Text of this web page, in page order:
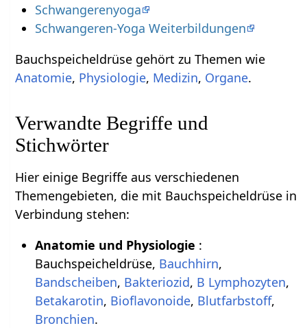
Schwangerenyoga
Schwangeren-Yoga Weiterbildungen
Bauchspeicheldrüse gehört zu Themen wie
Anatomie, Physiologie, Medizin, Organe.
Verwandte Begriffe und
Stichwörter
Hier einige Begriffe aus verschiedenen
Themengebieten, die mit Bauchspeicheldrüse in
Verbindung stehen:
Anatomie und Physiologie :
Bauchspeicheldrüse, Bauchhirn,
Bandscheiben, Bakteriozid, B Lymphozyten,
Betakarotin, Bioflavonoide, Blutfarbstoff,
Bronchien.